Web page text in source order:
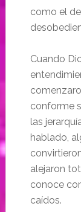
como el
Cuando
conforme
las
hablado,
alejaron
conoce
caídos.